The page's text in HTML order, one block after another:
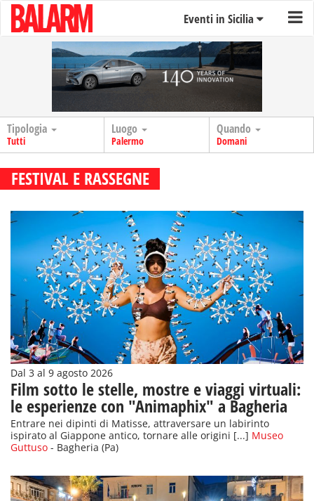
Eventi in Sicilia
Tipologia
Tutti
Luogo
Palermo
Quando
Domani
FESTIVAL E RASSEGNE
Dal 3 al 9 agosto 2026
Film sotto le stelle, mostre e viaggi virtuali:
le esperienze con "Animaphix" a Bagheria
Entrare nei dipinti di Matisse, attraversare un labirinto
ispirato al Giappone antico, tornare alle origini [...] Museo
Guttuso - Bagheria (Pa)